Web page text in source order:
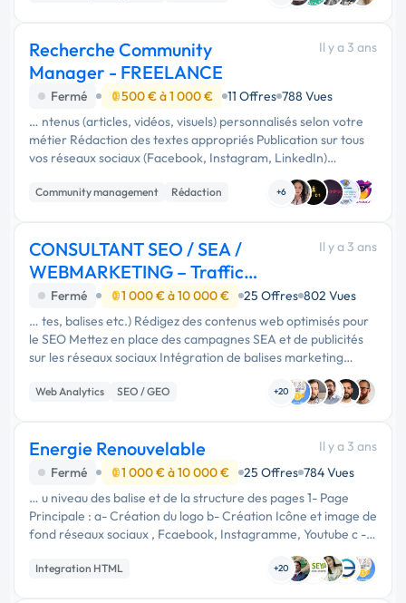
Recherche Community
Manager - FREELANCE
Il y a 3 ans
Fermé 500 € à 1 000 € 11 Offres 788 Vues
… ntenus (articles, vidéos, visuels) personnalisés selon votre
métier Rédaction des textes appropriés Publication sur tous
vos réseaux sociaux (Facebook, Instagram, LinkedIn)
Définition et création des hashtags adaptés à votre audience
(Instagram …
Community management Rédaction +6
CONSULTANT SEO / SEA /
WEBMARKETING – Traffic
Manager
Il y a 3 ans
Fermé 1 000 € à 10 000 € 25 Offres 802 Vues
… tes, balises etc.) Rédigez des contenus web optimisés pour
le SEO Mettez en place des campagnes SEA et de publicités
sur les réseaux sociaux Intégration de balises marketing
(pixels, tags) Mise en place de campagnes SEA et de
campagnes …
Web Analytics SEO / GEO +20
Energie Renouvelable
Il y a 3 ans
Fermé
1 000 € à 10 000 € 25 Offres 784 Vues
… u niveau des balise et de la structure des pages 1- Page
Principale : a- Création du logo b- Création Icône et image de
fond réseaux sociaux , Fcaebook, Instagramme, Youtube c -
Integration HTML +20